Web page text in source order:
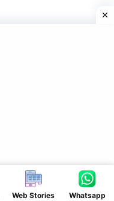
Web Stories Whatsapp